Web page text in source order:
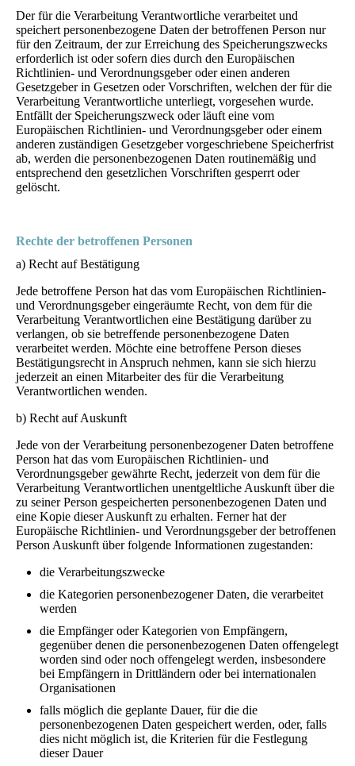
Der für die Verarbeitung Verantwortliche verarbeitet und
speichert personenbezogene Daten der betroffenen Person nur
für den Zeitraum, der zur Erreichung des Speicherungszwecks
erforderlich ist oder sofern dies durch den Europäischen
Richtlinien- und Verordnungsgeber oder einen anderen
Gesetzgeber in Gesetzen oder Vorschriften, welchen der für die
Verarbeitung Verantwortliche unterliegt, vorgesehen wurde.
Entfällt der Speicherungszweck oder läuft eine vom
Europäischen Richtlinien- und Verordnungsgeber oder einem
anderen zuständigen Gesetzgeber vorgeschriebene Speicherfrist
ab, werden die personenbezogenen Daten routinemäßig und
entsprechend den gesetzlichen Vorschriften gesperrt oder
gelöscht.
Rechte der betroffenen Personen
a) Recht auf Bestätigung
Jede betroffene Person hat das vom Europäischen Richtlinien-
und Verordnungsgeber eingeräumte Recht, von dem für die
Verarbeitung Verantwortlichen eine Bestätigung darüber zu
verlangen, ob sie betreffende personenbezogene Daten
verarbeitet werden. Möchte eine betroffene Person dieses
Bestätigungsrecht in Anspruch nehmen, kann sie sich hierzu
jederzeit an einen Mitarbeiter des für die Verarbeitung
Verantwortlichen wenden.
b) Recht auf Auskunft
Jede von der Verarbeitung personenbezogener Daten betroffene
Person hat das vom Europäischen Richtlinien- und
Verordnungsgeber gewährte Recht, jederzeit von dem für die
Verarbeitung Verantwortlichen unentgeltliche Auskunft über die
zu seiner Person gespeicherten personenbezogenen Daten und
eine Kopie dieser Auskunft zu erhalten. Ferner hat der
Europäische Richtlinien- und Verordnungsgeber der betroffenen
Person Auskunft über folgende Informationen zugestanden:
die Verarbeitungszwecke
die Kategorien personenbezogener Daten, die verarbeitet
werden
die Empfänger oder Kategorien von Empfängern,
gegenüber denen die personenbezogenen Daten offengelegt
worden sind oder noch offengelegt werden, insbesondere
bei Empfängern in Drittländern oder bei internationalen
Organisationen
falls möglich die geplante Dauer, für die die
personenbezogenen Daten gespeichert werden, oder, falls
dies nicht möglich ist, die Kriterien für die Festlegung
dieser Dauer